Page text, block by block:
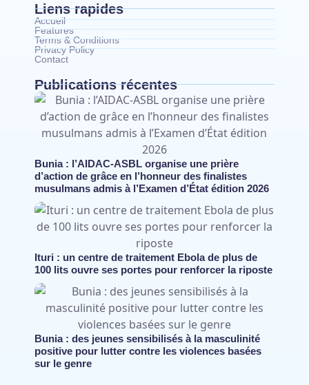
Liens rapides
Accueil
Features
Terms & Conditions
Privacy Policy
Contact
Publications récentes
Bunia : l’AIDAC-ASBL organise une prière
d’action de grâce en l’honneur des finalistes
musulmans admis à l’Examen d’État édition 2026
Ituri : un centre de traitement Ebola de plus de
100 lits ouvre ses portes pour renforcer la riposte
Bunia : des jeunes sensibilisés à la masculinité
positive pour lutter contre les violences basées
sur le genre